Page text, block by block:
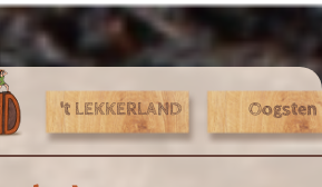
to navigation
't LEKKERLAND
Oogsten